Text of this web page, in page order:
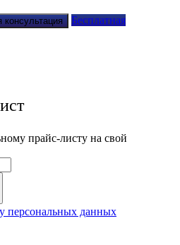
консультация
Бесплатная
прайс-листу на свой
персональных данных